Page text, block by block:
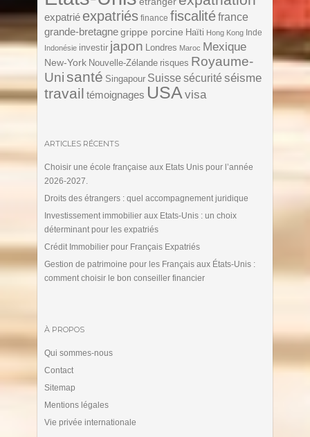
expatrié expatriés finance fiscalitéfrance
grande-bretagne grippe porcine Haïti Hong Kong Inde
Indonésie investir japon Londres Maroc Mexique
New-York Nouvelle-Zélande risques Royaume-
Unisanté Singapour Suisse sécurité séisme
travail témoignages USA visa
ARTICLES RÉCENTS
Choisir une école française aux Etats Unis pour l’année
2026-2027.
Droits des étrangers : quel accompagnement juridique
Investissement immobilier aux Etats-Unis : un choix
déterminant pour les expatriés
Crédit Immobilier pour Français Expatriés
Gestion de patrimoine pour les Français aux États-Unis :
comment choisir le bon conseiller financier
À PROPOS
Qui sommes-nous
Contact
Sitemap
Mentions légales
Vie privée internationale